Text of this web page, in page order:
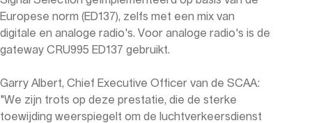
Europese norm (ED137), zelfs met een mix van
digitale en analoge radio's. Voor analoge radio's is de
gateway CRU995 ED137 gebruikt.
Garry Albert, Chief Executive Officer van de SCAA:
"We zijn trots op deze prestatie, die de sterke
toewijding weerspiegelt om de luchtverkeersdienst